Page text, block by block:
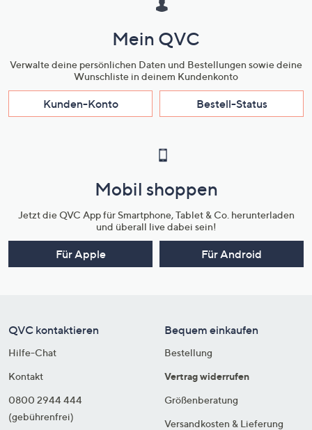
Mein QVC
Verwalte deine persönlichen Daten und Bestellungen sowie deine
Wunschliste in deinem Kundenkonto
Kunden-Konto Bestell-Status
Mobil shoppen
Jetzt die QVC App für Smartphone, Tablet & Co. herunterladen
und überall live dabei sein!
Für Apple Für Android
QVC kontaktieren
Hilfe-Chat
Kontakt
0800 2944 444
(gebührenfrei)
Bequem einkaufen
Bestellung
Vertrag widerrufen
Größenberatung
Versandkosten & Lieferung